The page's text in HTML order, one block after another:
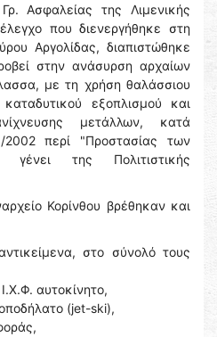
Ασφαλείας της Λιμενικής
που διενεργήθηκε στη
Αργολίδας, διαπιστώθηκε
στην ανάσυρση αρχαίων
με τη χρήση θαλάσσιου
εξοπλισμού και
μετάλλων, κατά
περί "Προστασίας των
της Πολιτιστικής
Κορίνθου βρέθηκαν και
στο σύνολό τους
αυτοκίνητο,
(jet-ski),